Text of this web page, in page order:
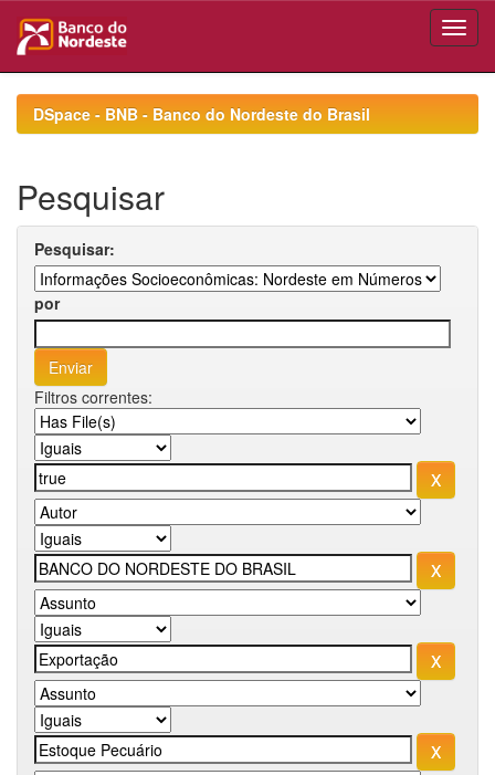
navigationDSpace - BNB - Banco do Nordeste do Brasil
Pesquisar
Pesquisar:
por
Filtros correntes: